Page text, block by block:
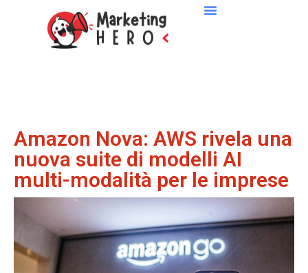
Amazon Nova: AWS rivela una
nuova suite di modelli AI
multi-modalità per le imprese